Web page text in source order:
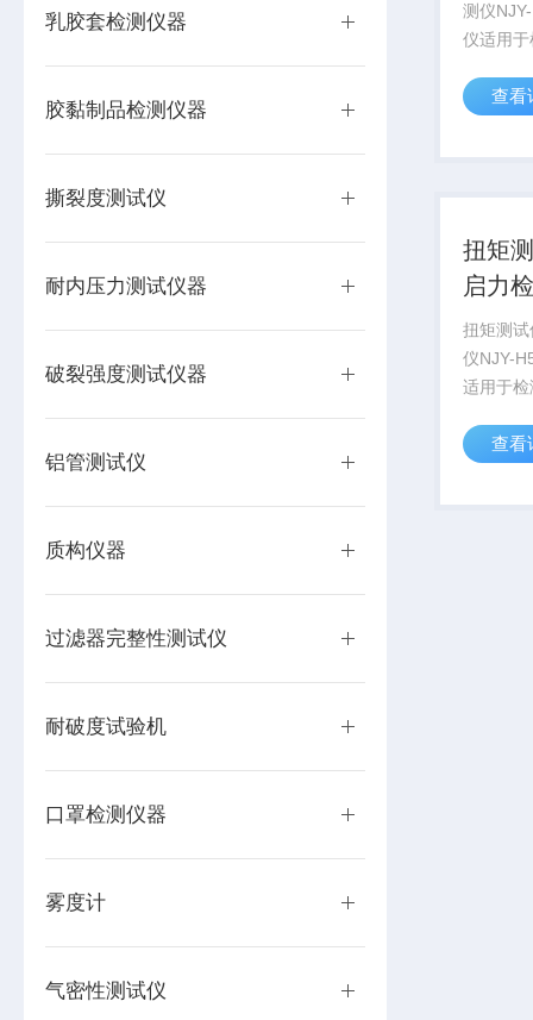
乳胶套检测仪器
胶黏制品检测仪器
撕裂度测试仪
耐内压力测试仪器
破裂强度测试仪器
铝管测试仪
质构仪器
过滤器完整性测试仪
耐破度试验机
口罩检测仪器
雾度计
气密性测试仪
测仪
仪适用
盖锁紧
离线或
查看
扭矩
启力
扭矩测
仪NJY-
适用于
锁紧、
或在线
查看